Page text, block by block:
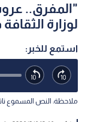
"المفرق..
لوزارة
استمع للخبر:
ملاحظة: النص المسموع